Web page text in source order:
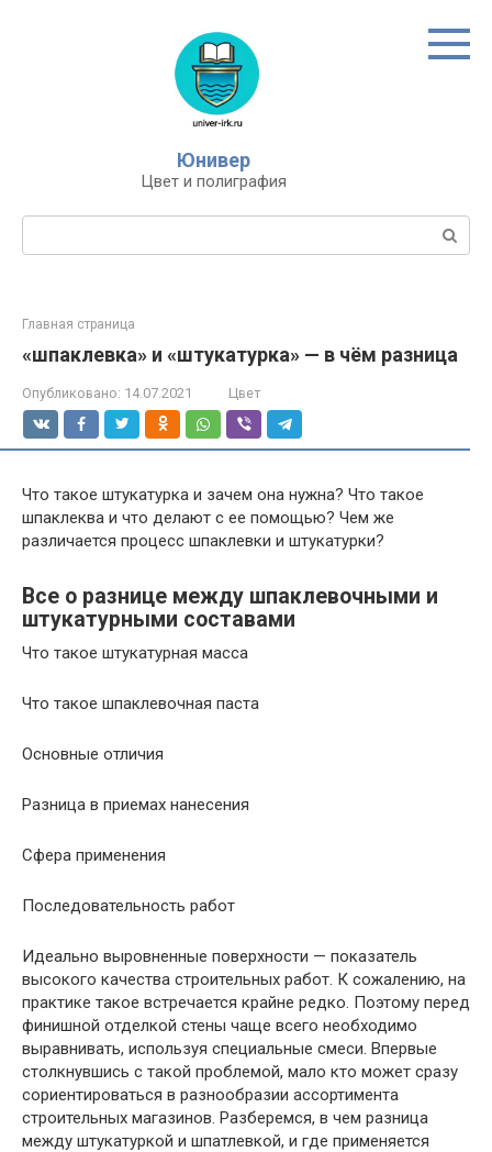
Юнивер
Цвет и полиграфия
Главная страница
«шпаклевка» и «штукатурка» — в чём разница
Опубликовано: 14.07.2021 Цвет
Что такое штукатурка и зачем она нужна? Что такое
шпаклеква и что делают с ее помощью? Чем же
различается процесс шпаклевки и штукатурки?
Все о разнице между шпаклевочными и
штукатурными составами
Что такое штукатурная масса
Что такое шпаклевочная паста
Основные отличия
Разница в приемах нанесения
Сфера применения
Последовательность работ
Идеально выровненные поверхности — показатель
высокого качества строительных работ. К сожалению, на
практике такое встречается крайне редко. Поэтому перед
финишной отделкой стены чаще всего необходимо
выравнивать, используя специальные смеси. Впервые
столкнувшись с такой проблемой, мало кто может сразу
сориентироваться в разнообразии ассортимента
строительных магазинов. Разберемся, в чем разница
между штукатуркой и шпатлевкой, и где применяется